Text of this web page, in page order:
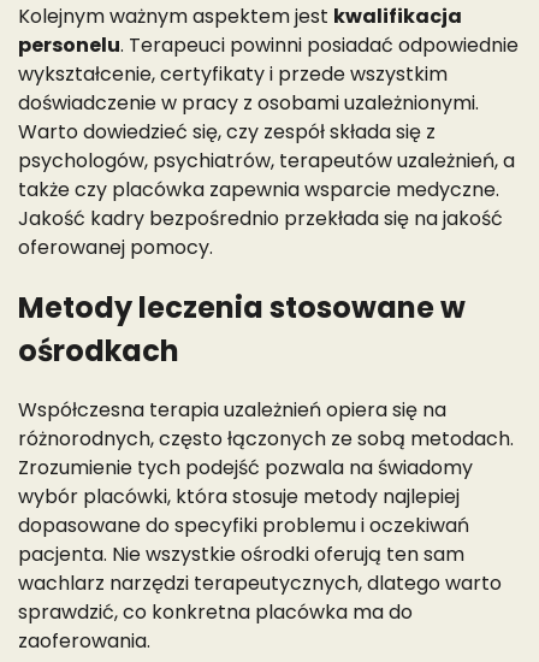
Kolejnym ważnym aspektem jest kwalifikacja
personelu. Terapeuci powinni posiadać odpowiednie
wykształcenie, certyfikaty i przede wszystkim
doświadczenie w pracy z osobami uzależnionymi.
Warto dowiedzieć się, czy zespół składa się z
psychologów, psychiatrów, terapeutów uzależnień, a
także czy placówka zapewnia wsparcie medyczne.
Jakość kadry bezpośrednio przekłada się na jakość
oferowanej pomocy.
Metody leczenia stosowane w
ośrodkach
Współczesna terapia uzależnień opiera się na
różnorodnych, często łączonych ze sobą metodach.
Zrozumienie tych podejść pozwala na świadomy
wybór placówki, która stosuje metody najlepiej
dopasowane do specyfiki problemu i oczekiwań
pacjenta. Nie wszystkie ośrodki oferują ten sam
wachlarz narzędzi terapeutycznych, dlatego warto
sprawdzić, co konkretna placówka ma do
zaoferowania.